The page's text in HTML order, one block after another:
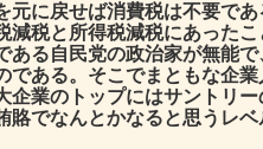
に戻せば消費税は不要で
減税と所得税減税にあった
ある自民党の政治家が無能
である。そこでまともな企
企業のトップにはサントリ
賂でなんとかなると思うレ